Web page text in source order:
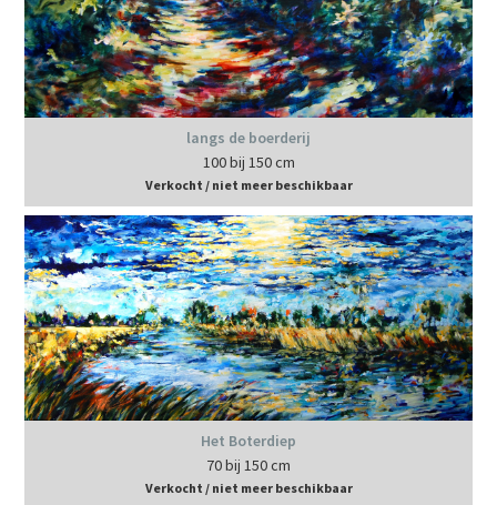
langs de boerderij
100 bij 150 cm
Verkocht / niet meer beschikbaar
Het Boterdiep
70 bij 150 cm
Verkocht / niet meer beschikbaar